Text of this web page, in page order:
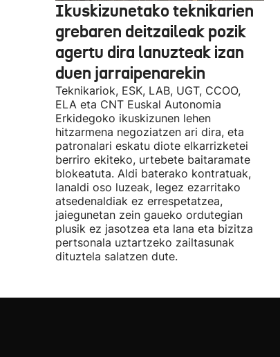
Ikuskizunetako teknikarien
grebaren deitzaileak pozik
agertu dira lanuzteak izan
duen jarraipenarekin
Teknikariok, ESK, LAB, UGT, CCOO,
ELA eta CNT Euskal Autonomia
Erkidegoko ikuskizunen lehen
hitzarmena negoziatzen ari dira, eta
patronalari eskatu diote elkarrizketei
berriro ekiteko, urtebete baitaramate
blokeatuta. Aldi baterako kontratuak,
lanaldi oso luzeak, legez ezarritako
atsedenaldiak ez errespetatzea,
jaiegunetan zein gaueko ordutegian
plusik ez jasotzea eta lana eta bizitza
pertsonala uztartzeko zailtasunak
dituztela salatzen dute.